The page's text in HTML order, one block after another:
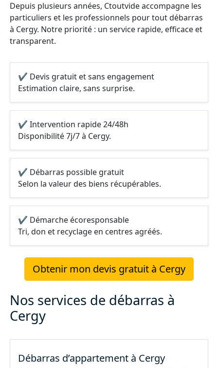
Depuis plusieurs années, Ctoutvide accompagne les
particuliers et les professionnels pour tout débarras
à Cergy. Notre priorité : un service rapide, efficace et
transparent.
✔ Devis gratuit et sans engagement
Estimation claire, sans surprise.
✔ Intervention rapide 24/48h
Disponibilité 7j/7 à Cergy.
✔ Débarras possible gratuit
Selon la valeur des biens récupérables.
✔ Démarche écoresponsable
Tri, don et recyclage en centres agréés.
Obtenir mon devis gratuit à Cergy
Nos services de débarras à
Cergy
Débarras d’appartement à Cergy